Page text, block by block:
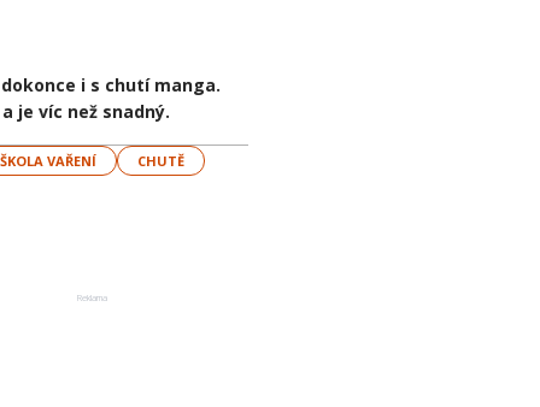
i s chutí manga.
je víc než snadný.
ŠKOLA VAŘENÍ
CHUTĚ
Reklama